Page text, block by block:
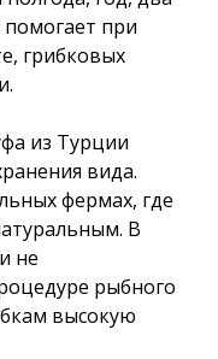
при
грибковых
из Турции
вида.
фермах, где
В
не
рыбного
высокую